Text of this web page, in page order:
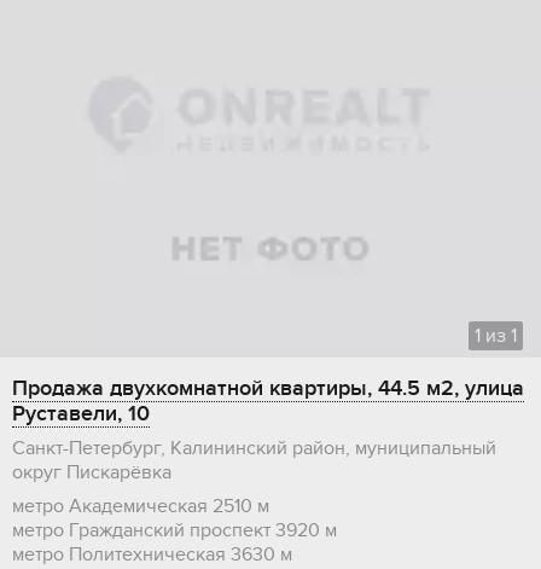
1 из 1
Продажа двухкомнатной квартиры, 44.5 м2, улица
Руставели, 10
Санкт-Петербург, Калининский район, муниципальный
округ Пискарёвка
метро Академическая 2510 м
метро Гражданский проспект 3920 м
метро Политехническая 3630 м